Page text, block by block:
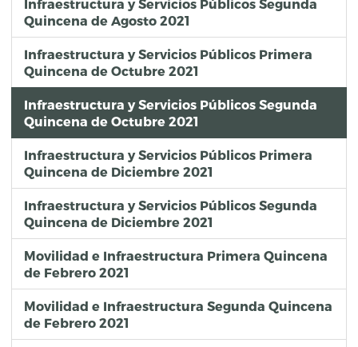
Infraestructura y Servicios Públicos Segunda
Quincena de Agosto 2021
Infraestructura y Servicios Públicos Primera
Quincena de Octubre 2021
Infraestructura y Servicios Públicos Segunda
Quincena de Octubre 2021
Infraestructura y Servicios Públicos Primera
Quincena de Diciembre 2021
Infraestructura y Servicios Públicos Segunda
Quincena de Diciembre 2021
Movilidad e Infraestructura Primera Quincena
de Febrero 2021
Movilidad e Infraestructura Segunda Quincena
de Febrero 2021